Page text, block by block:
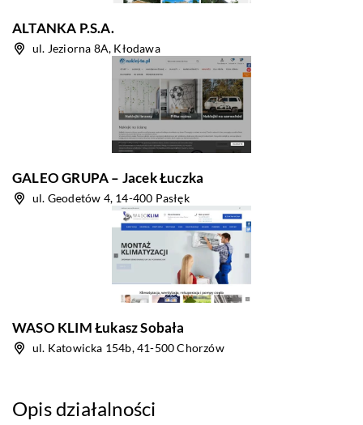
ALTANKA P.S.A.
ul. Jeziorna 8A, Kłodawa
GALEO GRUPA – Jacek Łuczka
ul. Geodetów 4, 14-400 Pasłęk
WASO KLIM Łukasz Sobała
ul. Katowicka 154b, 41-500 Chorzów
Opis działalności